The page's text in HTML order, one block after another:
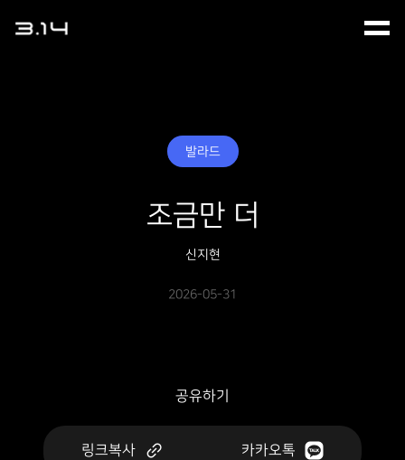
발라드
조금만 더
신지현
2026-05-31
공유하기
링크복사 카카오톡